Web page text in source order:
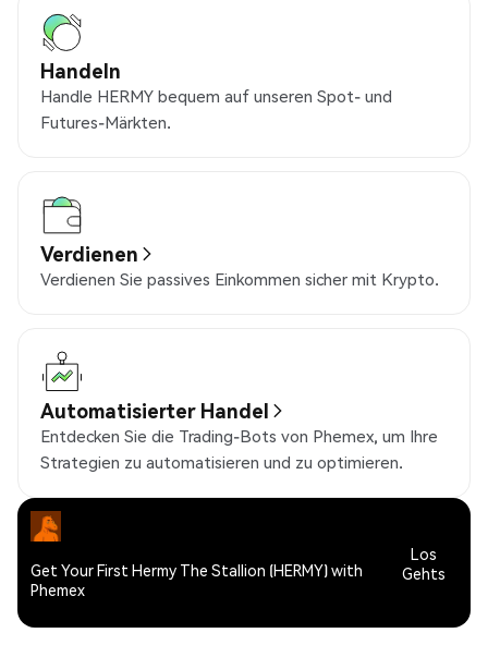
Handeln
Handle HERMY bequem auf unseren Spot- und
Futures-Märkten.
Verdienen
Verdienen Sie passives Einkommen sicher mit Krypto.
Automatisierter Handel
Entdecken Sie die Trading-Bots von Phemex, um Ihre
Strategien zu automatisieren und zu optimieren.
Get Your First Hermy The Stallion (HERMY) with
Phemex
Los
Gehts